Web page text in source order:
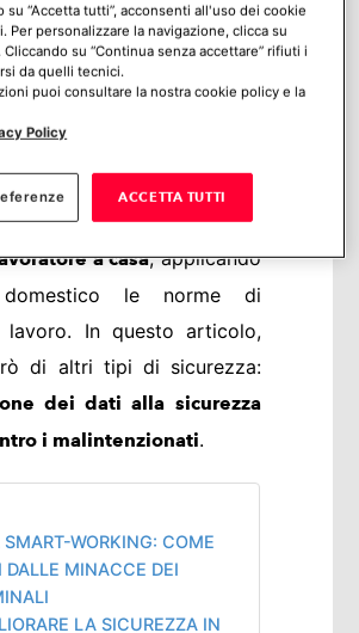
di sicurezza nello
Quali rischi si possono
in questi nuovi scenari
nel lavoro agile un
è tenuto agarantire la
a casa, applicando
domestico le norme di
lavoro. In questo articolo,
di altri tipi di sicurezza:
dei dati alla sicurezza
i malintenzionati.
WORKING: COME
DALLE MINACCE DEI
LA SICUREZZA IN
su “Accetta tutti”, acconsenti all'uso dei cookie
Per personalizzare la navigazione, clicca su
Cliccando su “Continua senza accettare” rifiuti i
da quelli tecnici.
puoi consultare la nostra cookie policy e la
Policy
ACCETTA TUTTI